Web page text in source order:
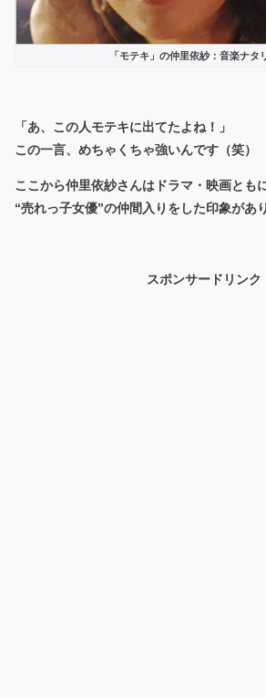
「モテキ」の仲里依紗：音楽ナタ
「あ、この人モテキに出てたよね！」
この一言、めちゃくちゃ強いんです（笑）
ここから仲里依紗さんはドラマ・映画とも
“売れっ子女優”の仲間入り をした印象があ
スポンサードリンク